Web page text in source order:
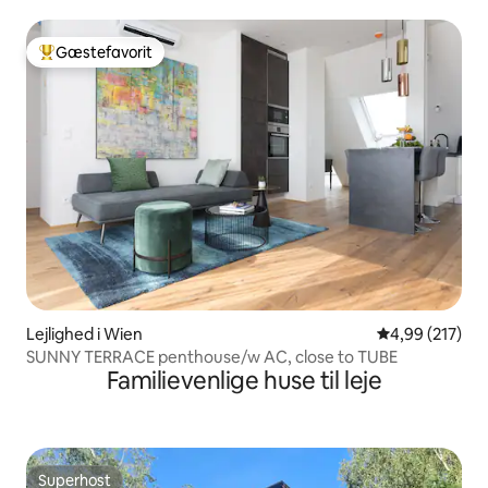
Bedste gæstefavorit
Gæstefavorit
Lejlighed i Wien 4,99 ud af 5 i
4,99 (217)
SUNNY TERRACE penthouse/w AC, close to TUBE
Familievenlige huse til leje
Superhost